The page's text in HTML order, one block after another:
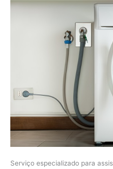
Serviço especializado para